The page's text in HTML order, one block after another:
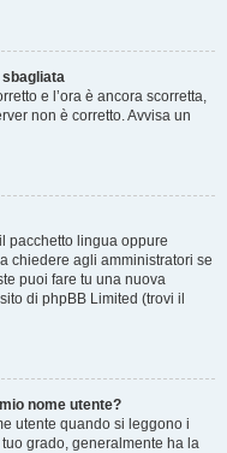
sbagliata
e l’ora è ancora scorretta,
non è corretto. Avvisa un
pacchetto lingua oppure
chiedere agli amministratori se
puoi fare tu una nuova
di phpBB Limited (trovi il
nome utente?
utente quando si leggono i
grado, generalmente ha la